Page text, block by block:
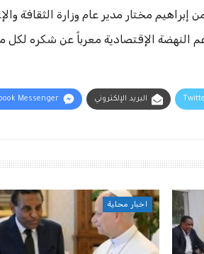
إبراهيم مختار مدير عام وزارة الثقافة
النهضة الإقتصادية معرباً عن شكره لكل
البريد الإلكتروني Messenger
اخبار محلية